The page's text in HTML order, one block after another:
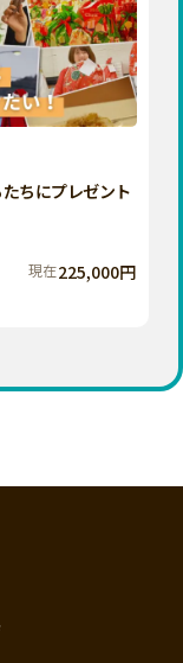
茨城
栃木
群馬
千葉
神奈川
石川
ちにプレゼント
現在225,000円